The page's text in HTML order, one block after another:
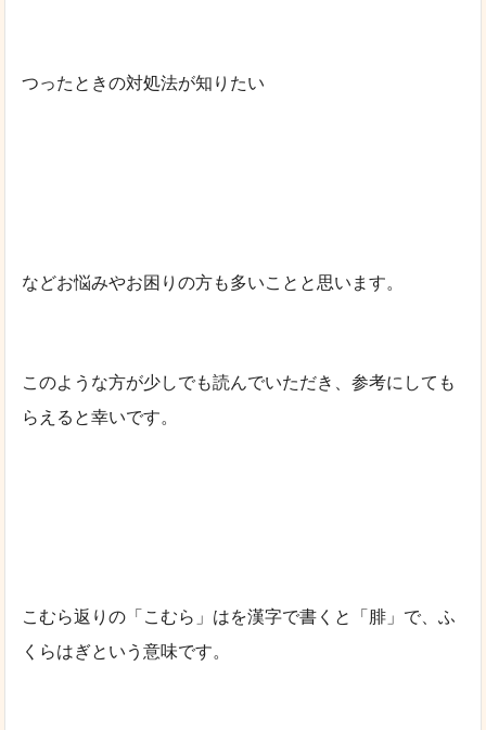
つったときの対処法が知りたい
などお悩みやお困りの方も多いことと思います。
このような方が少しでも読んでいただき、参考にしても
らえると幸いです。
こむら返りの「こむら」はを漢字で書くと「腓」で、ふ
くらはぎという意味です。